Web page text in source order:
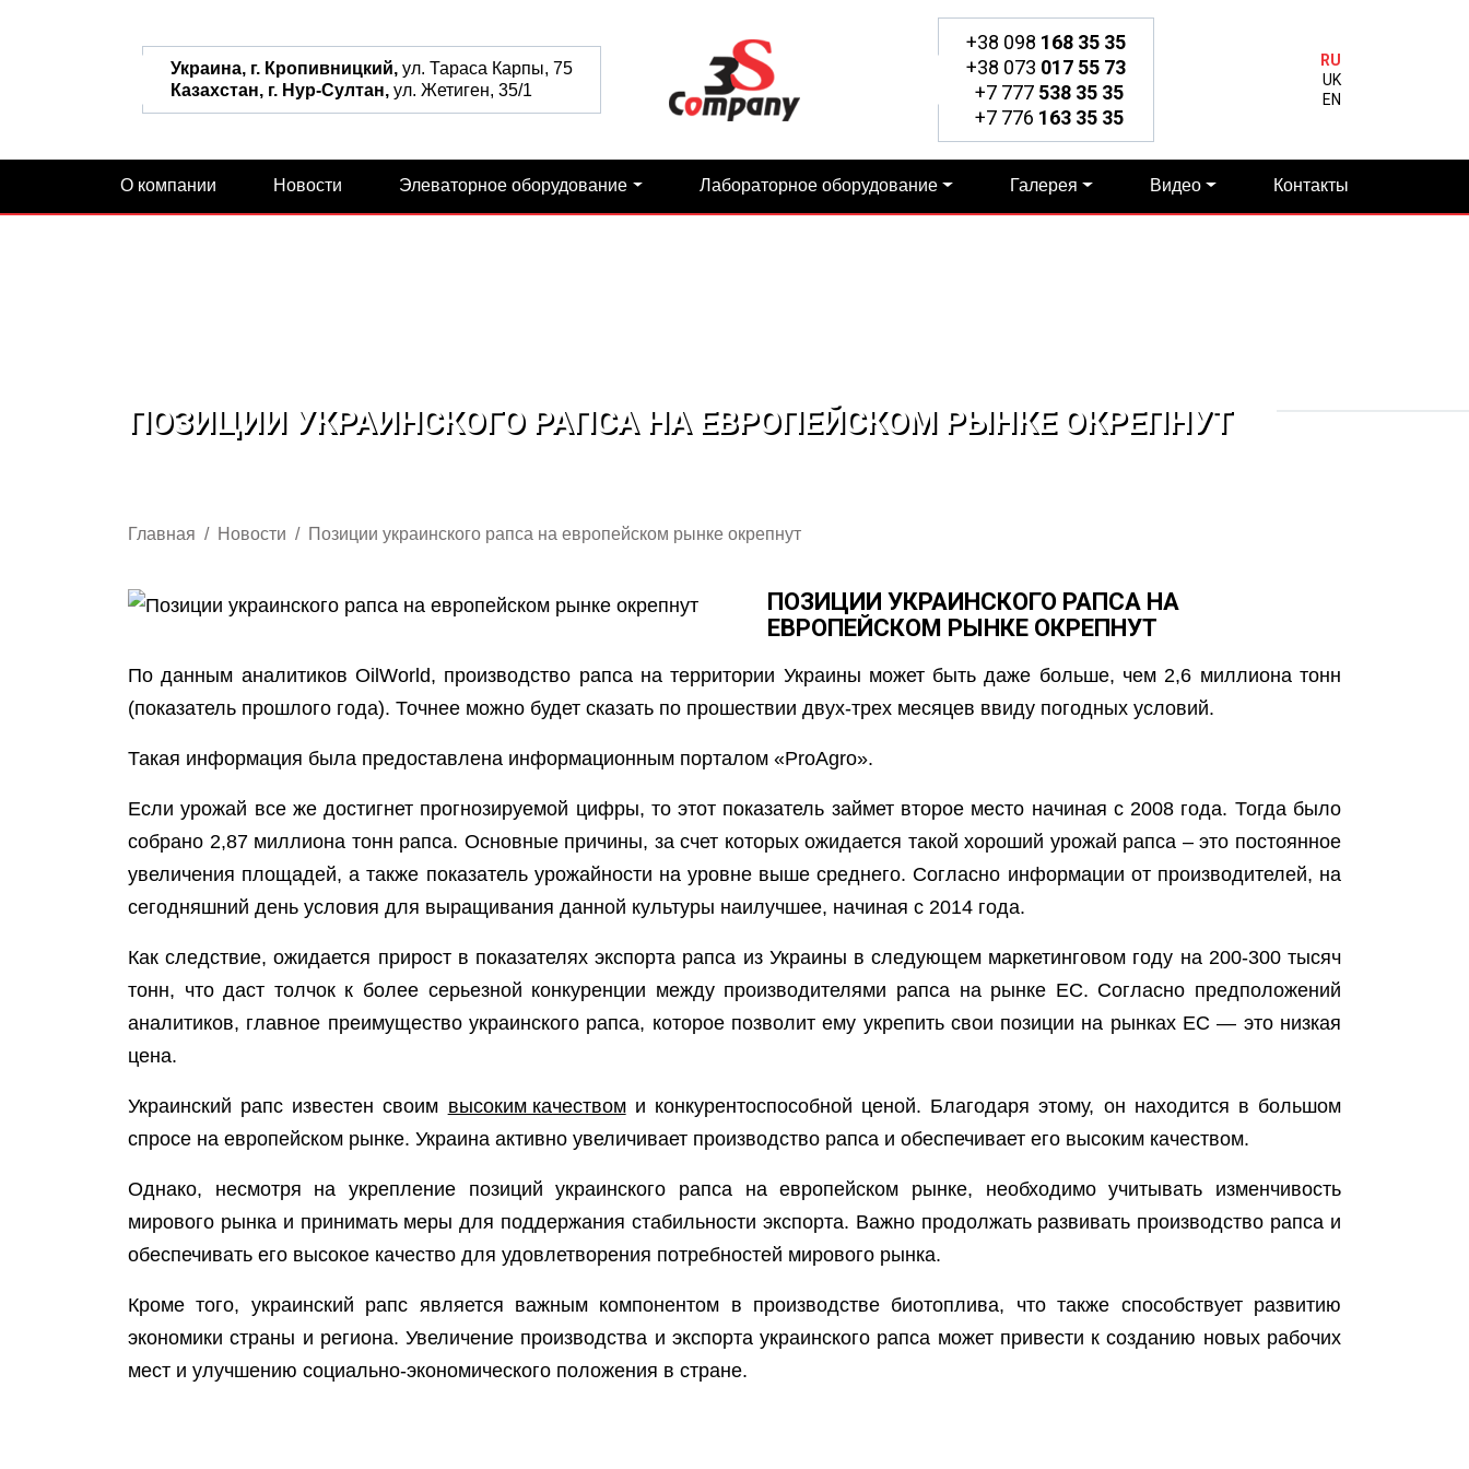
Украина, г. Кропивницкий,ул. Тараса Карпы, 75
Казахстан, г. Нур-Султан,ул. Жетиген, 35/1
+38 098 168 35 35
+38 073 017 55 73
+7 777 538 35 35
+7 776 163 35 35
RU
UK
EN
О компании Новости Элеваторное оборудование Лабораторное оборудование Галерея Видео Контакты
ПОЗИЦИИ УКРАИНСКОГО РАПСА НА ЕВРОПЕЙСКОМ РЫНКЕ ОКРЕПНУТ
Главная Новости Позиции украинского рапса на европейском рынке окрепнут
ПОЗИЦИИ УКРАИНСКОГО РАПСА НА
ЕВРОПЕЙСКОМ РЫНКЕ ОКРЕПНУТ
По данным аналитиков OilWorld, производство рапса на территории Украины может быть даже больше, чем 2,6 миллиона тонн
(показатель прошлого года). Точнее можно будет сказать по прошествии двух-трех месяцев ввиду погодных условий.
Такая информация была предоставлена информационным порталом «ProAgro».
Если урожай все же достигнет прогнозируемой цифры, то этот показатель займет второе место начиная с 2008 года. Тогда было
собрано 2,87 миллиона тонн рапса. Основные причины, за счет которых ожидается такой хороший урожай рапса – это постоянное
увеличения площадей, а также показатель урожайности на уровне выше среднего. Согласно информации от производителей, на
сегодняшний день условия для выращивания данной культуры наилучшее, начиная с 2014 года.
Как следствие, ожидается прирост в показателях экспорта рапса из Украины в следующем маркетинговом году на 200-300 тысяч
тонн, что даст толчок к более серьезной конкуренции между производителями рапса на рынке ЕС. Согласно предположений
аналитиков, главное преимущество украинского рапса, которое позволит ему укрепить свои позиции на рынках ЕС — это низкая
цена.
Украинский рапс известен своим высоким качествоми конкурентоспособной ценой. Благодаря этому, он находится в большом
спросе на европейском рынке. Украина активно увеличивает производство рапса и обеспечивает его высоким качеством.
Однако, несмотря на укрепление позиций украинского рапса на европейском рынке, необходимо учитывать изменчивость
мирового рынка и принимать меры для поддержания стабильности экспорта. Важно продолжать развивать производство рапса и
обеспечивать его высокое качество для удовлетворения потребностей мирового рынка.
Кроме того, украинский рапс является важным компонентом в производстве биотоплива, что также способствует развитию
экономики страны и региона. Увеличение производства и экспорта украинского рапса может привести к созданию новых рабочих
мест и улучшению социально-экономического положения в стране.